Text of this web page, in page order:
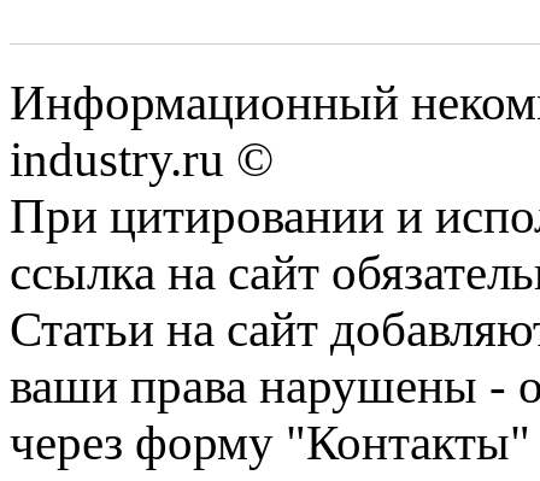
Информационный
industry.ru ©
При цитировании и
ссылка на сайт
Статьи на сайт
ваши права нарушены -
через форму "Контакты"